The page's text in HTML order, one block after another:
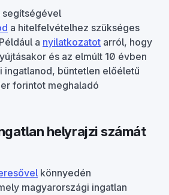
segítségével
a hitelfelvételhez szükséges
a nyilatkozatot arról, hogy
és az elmúlt 10 évben
ingatlanod, büntetlen előéletű
forintot meghaladó
helyrajzi számát
könnyedén
magyarországi ingatlan